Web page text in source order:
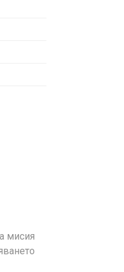
мисия